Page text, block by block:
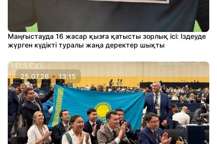
Маңғыстауда 16 жасар қызға қатысты зорлық ісі: Іздеуде
жүрген күдікті туралы жаңа деректер шықты
25.07.26 13:15